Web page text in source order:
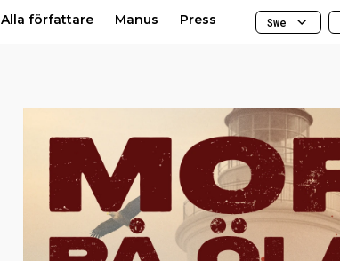
Alla författare Manus Press Swe